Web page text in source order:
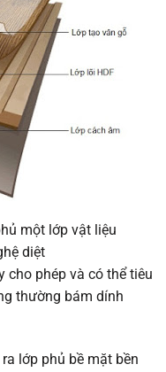
một lớp vật liệu
diệt
cho phép và có thể tiêu
thường bám dính
lớp phủ bề mặt bền